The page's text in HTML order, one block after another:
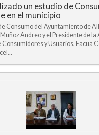
un estudio de
en el municipio
Consumo del Ayuntamiento de
Andreo y el Presidente de la
Consumidores y Usuarios, Facua